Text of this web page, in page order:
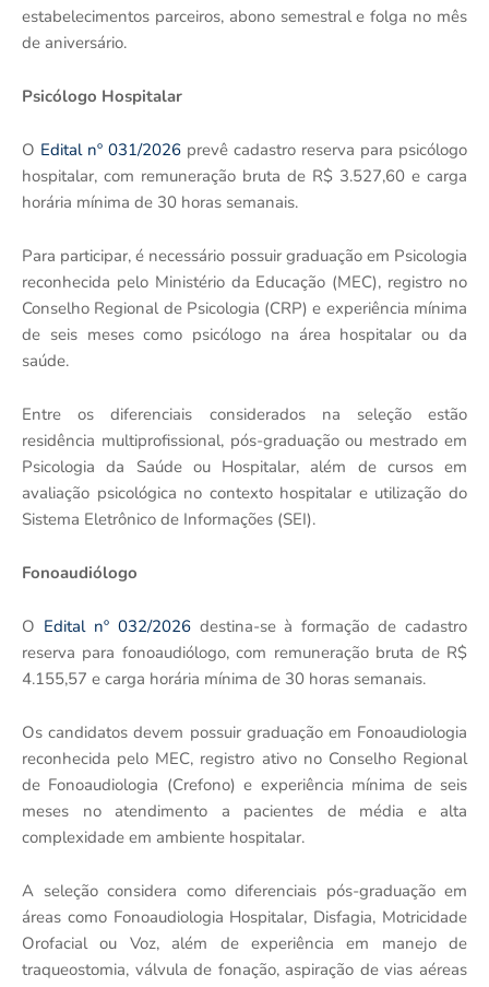
estabelecimentos parceiros, abono semestral e folga no mês
de aniversário.
Psicólogo Hospitalar
O Edital nº 031/2026 prevê cadastro reserva para psicólogo
hospitalar, com remuneração bruta de R$ 3.527,60 e carga
horária mínima de 30 horas semanais.
Para participar, é necessário possuir graduação em Psicologia
reconhecida pelo Ministério da Educação (MEC), registro no
Conselho Regional de Psicologia (CRP) e experiência mínima
de seis meses como psicólogo na área hospitalar ou da
saúde.
Entre os diferenciais considerados na seleção estão
residência multiprofissional, pós-graduação ou mestrado em
Psicologia da Saúde ou Hospitalar, além de cursos em
avaliação psicológica no contexto hospitalar e utilização do
Sistema Eletrônico de Informações (SEI).
Fonoaudiólogo
O Edital nº 032/2026destina-se à formação de cadastro
reserva para fonoaudiólogo, com remuneração bruta de R$
4.155,57 e carga horária mínima de 30 horas semanais.
Os candidatos devem possuir graduação em Fonoaudiologia
reconhecida pelo MEC, registro ativo no Conselho Regional
de Fonoaudiologia (Crefono) e experiência mínima de seis
meses no atendimento a pacientes de média e alta
complexidade em ambiente hospitalar.
A seleção considera como diferenciais pós-graduação em
áreas como Fonoaudiologia Hospitalar, Disfagia, Motricidade
Orofacial ou Voz, além de experiência em manejo de
traqueostomia, válvula de fonação, aspiração de vias aéreas